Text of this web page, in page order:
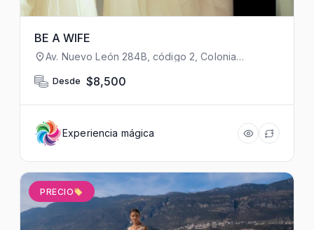
BE A WIFE
Av. Nuevo León 284B, código 2, Colonia
México, CDMX, México
Desde $8,500
Experiencia mágica
PRECIO